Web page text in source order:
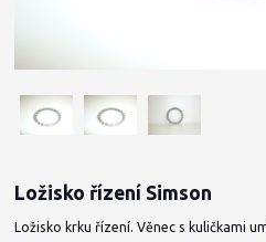
Ložisko řízení Simson
Ložisko krku řízení. Věnec s kuličkami